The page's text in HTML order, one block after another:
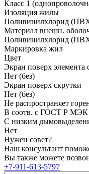
Класс 1
Изоляция жилы
Поливинилхлорид
Материал внешн.
Поливинилхлорид
Маркировка жил
Цвет
Экран поверх элемента
Нет (без)
Экран поверх скрутки
Нет (без)
Не распространяет
В соотв. с ГОСТ Р МЭК
С низким
Нет
Нужен совет?
Наш консультант
Вы также можете
+7-911-613-5797